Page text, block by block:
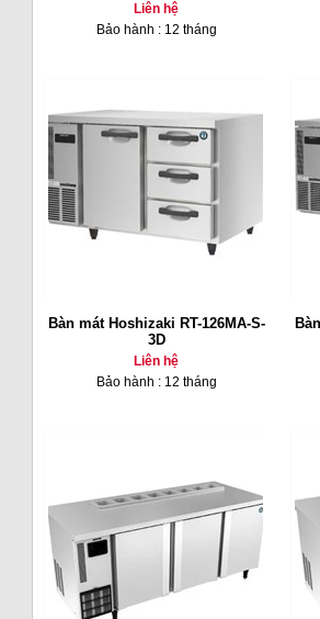
Liên hệ
Bảo hành : 12 tháng
Bàn mát Hoshizaki RT-126MA-S-
3D
Liên hệ
Bảo hành : 12 tháng